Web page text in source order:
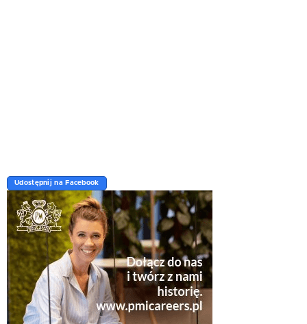
Udostępnij na Facebook